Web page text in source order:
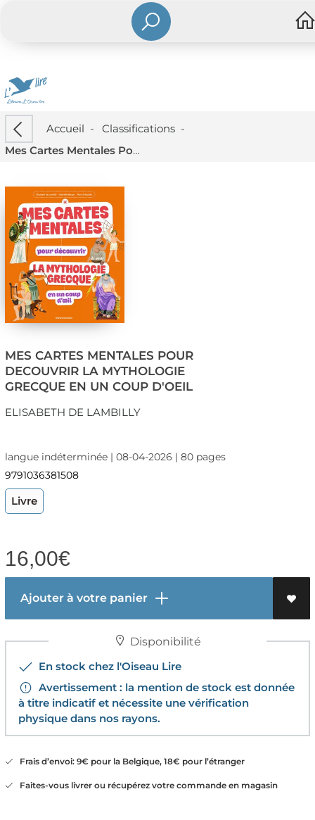
Accueil - Classifications-
Mes Cartes Mentales Pour Decouvrir La Mythologie Grecque En Un Coup D'oeil
MES CARTES MENTALES POUR
DECOUVRIR LA MYTHOLOGIE
GRECQUE EN UN COUP D'OEIL
ELISABETH DE LAMBILLY
langue indéterminée | 08-04-2026 | 80 pages
9791036381508
Livre
16,00€
Ajouter à votre panier
Disponibilité
En stock chez l'Oiseau Lire
Avertissement : la mention de stock est donnée
à titre indicatif et nécessite une vérification
physique dans nos rayons.
Frais d’envoi: 9€ pour la Belgique, 18€ pour l’étranger
Faites-vous livrer ou récupérez votre commande en magasin